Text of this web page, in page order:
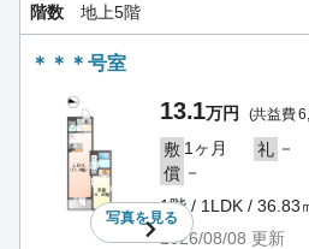
階数
地上5階
＊＊＊号室
写真を見る
13.1万円 (共益費
敷 1ヶ月 礼 －
償 －
1階 / 1LDK / 36.83
2026/08/08 更新